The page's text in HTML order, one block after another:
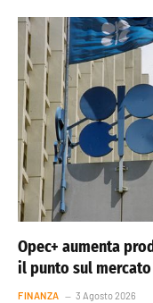
Opec+ aumenta
il punto sul mercato
FINANZA 3 Agosto 2026